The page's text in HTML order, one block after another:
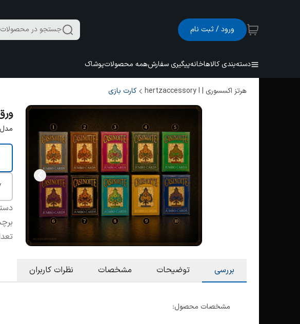
ورود / ثبت نام جستجو در محصولات
دسته‌بندی کالاهاخانهپیگیری سفارشهمه محصولاتپوشاک
هرتز اکسسوری | hertzaccessory l کارت بازی
بررسی توضیحات مشخصات نظرات کاربران
مشخصات محصول: